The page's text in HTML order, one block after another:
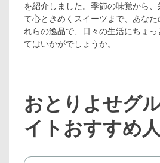
を紹介しました。季節の味覚から
て心ときめくスイーツまで、あなた
れらの逸品で、日々の生活にちょ
てはいかがでしょうか。
おとりよせグ
イトおすすめ